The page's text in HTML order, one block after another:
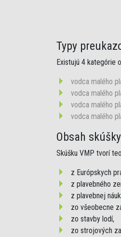
Typy
Existujú 4 kategórie
vodca malého
vodca malého
vodca malého
vodca malého
Obsah skúšky
Skúšku VMP tvorí
z Európskych
z plavebného
z plavebnej
zo všeobecne
zo stavby lodí,
zo strojových